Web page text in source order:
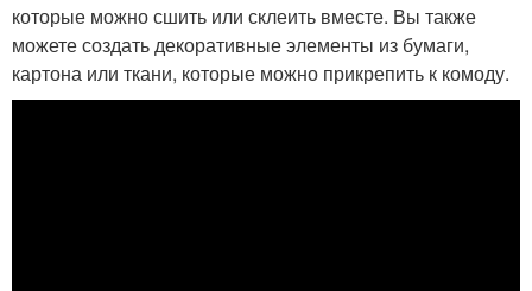
которые можно сшить или склеить вместе. Вы также
можете создать декоративные элементы из бумаги,
картона или ткани, которые можно прикрепить к комоду.